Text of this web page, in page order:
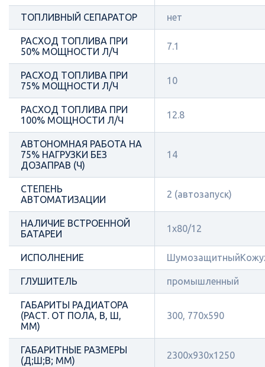
ТОПЛИВНЫЙ СЕПАРАТОР нет
РАСХОД ТОПЛИВА ПРИ
50% МОЩНОСТИ Л/Ч
7.1
РАСХОД ТОПЛИВА ПРИ
75% МОЩНОСТИ Л/Ч
10
РАСХОД ТОПЛИВА ПРИ
100% МОЩНОСТИ Л/Ч
12.8
АВТОНОМНАЯ РАБОТА НА
75% НАГРУЗКИ БЕЗ
ДОЗАПРАВ (Ч)
14
СТЕПЕНЬ
АВТОМАТИЗАЦИИ
2 (автозапуск)
НАЛИЧИЕ ВСТРОЕННОЙ
БАТАРЕИ
1x80/12
ИСПОЛНЕНИЕ
ГЛУШИТЕЛЬ промышленный
ГАБАРИТЫ РАДИАТОРА
(РАСТ. ОТ ПОЛА, В, Ш,
ММ)
300, 770х590
ГАБАРИТНЫЕ РАЗМЕРЫ
(Д;Ш;В; ММ)
2300х930х1250